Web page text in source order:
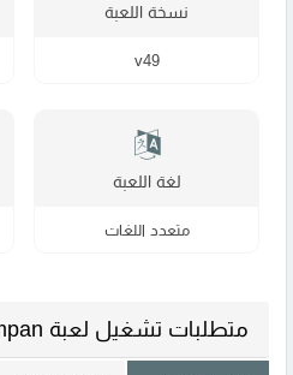
نسخة اللعبة
v49
لغة اللعبة
متعدد اللغات
متطلبات تشغيل لعبة Lethal Compan كحد أدنى :